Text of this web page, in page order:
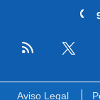
RSS
Aviso Legal